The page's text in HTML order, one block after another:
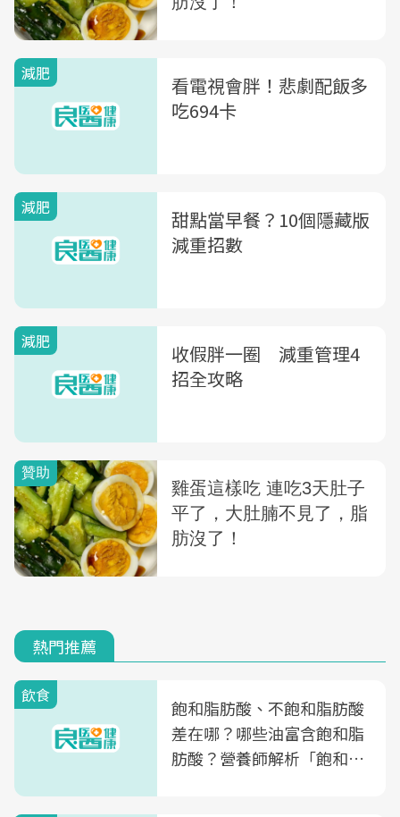
減肥
看電視會胖！悲劇配飯多
吃694卡
減肥
甜點當早餐？10個隱藏版
減重招數
減肥
收假胖一圈 減重管理4
招全攻略
熱門推薦
飲食
飽和脂肪酸、不飽和脂肪酸
差在哪？哪些油富含飽和脂
肪酸？營養師解析「飽和脂